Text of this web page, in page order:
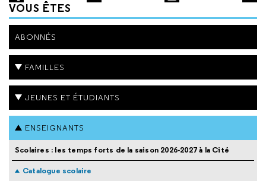
VOUS ÊTES
ABONNÉS
FAMILLES
JEUNES ET ÉTUDIANTS
ENSEIGNANTS
Scolaires : les temps forts de la saison 2026-2027 à la Cité
Catalogue scolaire